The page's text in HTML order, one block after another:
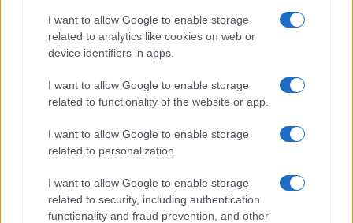
I want to allow Google to enable storage
related to analytics like cookies on web or
device identifiers in apps.
I want to allow Google to enable storage
related to functionality of the website or app.
I want to allow Google to enable storage
related to personalization.
I want to allow Google to enable storage
related to security, including authentication
functionality and fraud prevention, and other
„Fiecare om trebuie să-şi inventeze propriul drum.” —
Paul Sartre
Datoria fiecărui om